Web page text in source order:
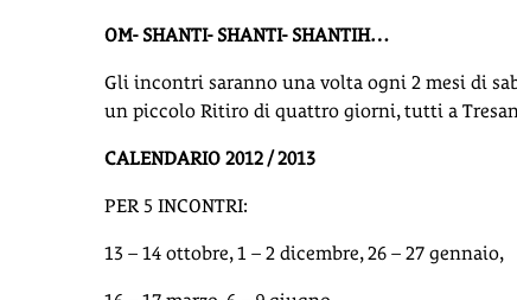
OM- SHANTI- SHANTI- SHANTIH…
Gli incontri saranno una volta ogni 2 mesi di
un piccolo Ritiro di quattro giorni, tutti a
CALENDARIO 2012 / 2013
PER 5 INCONTRI:
13 – 14 ottobre, 1 – 2 dicembre, 26 – 27 gennaio,